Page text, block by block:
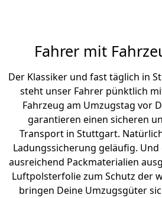
Fahrer mit
Der Klassiker und fast täglich in
steht unser Fahrer pünktlich
Fahrzeug am Umzugstag vor
garantieren einen sicheren
Transport in Stuttgart.
Ladungssicherung geläufig.
ausreichend Packmaterialien
Luftpolsterfolie zum Schutz der
bringen Deine Umzugsgüter